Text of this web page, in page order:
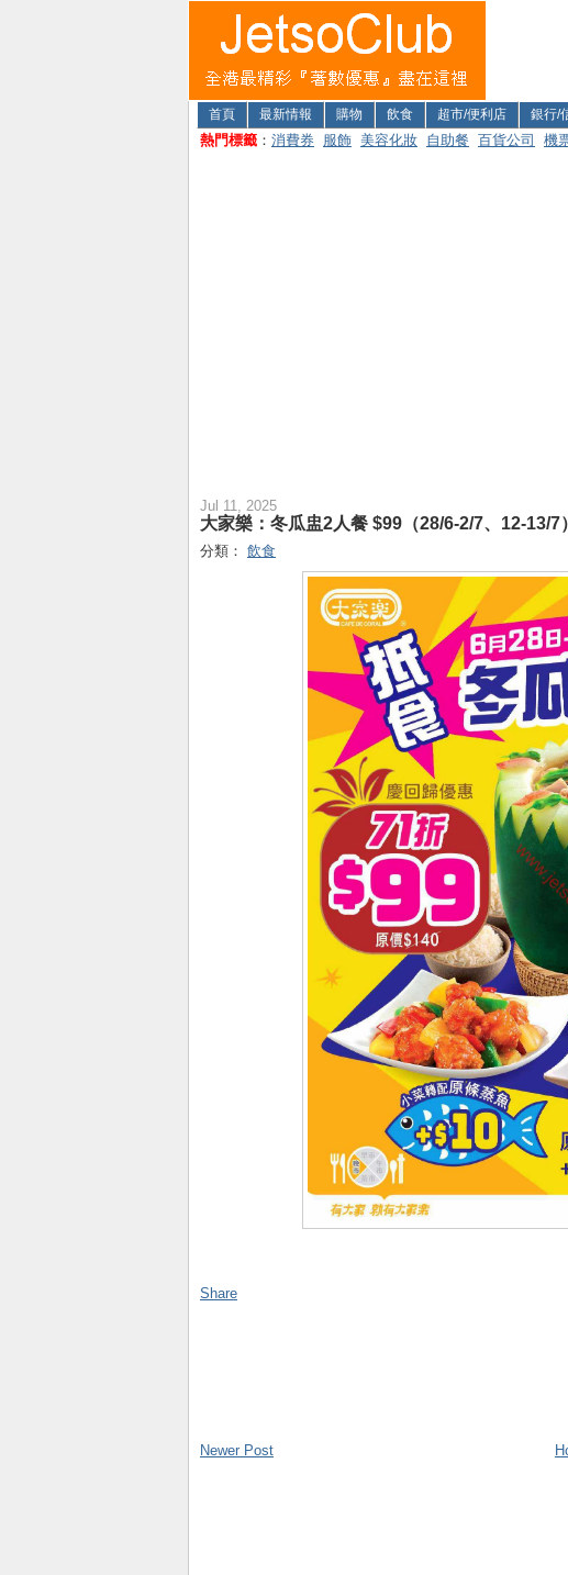
首頁 最新情報 購物 飲食 超市/便利店 銀行/
熱門標籤 ： 消費券 服飾 美容化妝 自助餐 百貨公司 機
Jul 11, 2025
大家樂：冬瓜盅2人餐 $99（28/6-2/7、12-13/7）
分類： 飲食
Share
Newer Post